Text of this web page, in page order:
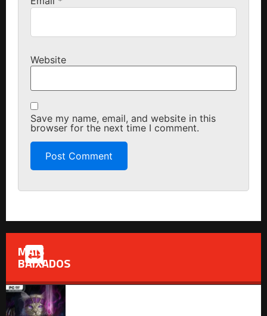
Website
Save my name, email, and website in this
browser for the next time I comment.
MAIS
BAIXADOS